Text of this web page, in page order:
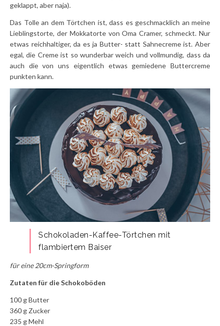
geklappt, aber naja).
Das Tolle an dem Törtchen ist, dass es geschmacklich an meine
Lieblingstorte, der Mokkatorte von Oma Cramer, schmeckt. Nur
etwas reichhaltiger, da es ja Butter- statt Sahnecreme ist. Aber
egal, die Creme ist so wunderbar weich und vollmundig, dass da
auch die von uns eigentlich etwas gemiedene Buttercreme
punkten kann.
Schokoladen-Kaffee-Törtchen mit
flambiertem Baiser
für eine 20cm-Springform
Zutaten für die Schokoböden
100 g Butter
360 g Zucker
235 g Mehl